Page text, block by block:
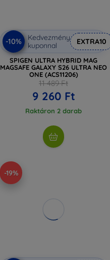
-10%
Kedvezmény
kuponnal
EXTRA10
SPIGEN ULTRA HYBRID MAG
MAGSAFE GALAXY S26 ULTRA NEO
ONE (ACS11206)
11 489 Ft
9 260 Ft
Raktáron 2 darab
-19%